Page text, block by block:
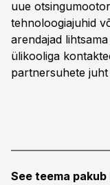
uue
tehnoloogiajuhid
arendajad
ülikooliga
partnersuhete
See teema pakub